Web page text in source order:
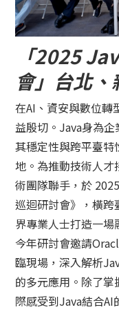
「2025
會」台北
在AI、資安與數位轉
益殷切。Java身為企
其穩定性與跨平臺特
地。為推動技術人
術團隊聯手，於
巡迴研討會》，橫
界專業人士打造一場
今年研討會邀請
臨現場，深入解析
的多元應用。除了
際感受到Java結合AI